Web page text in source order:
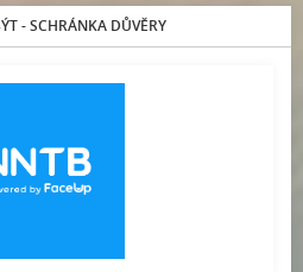
- SCHRÁNKA DŮVĚRY